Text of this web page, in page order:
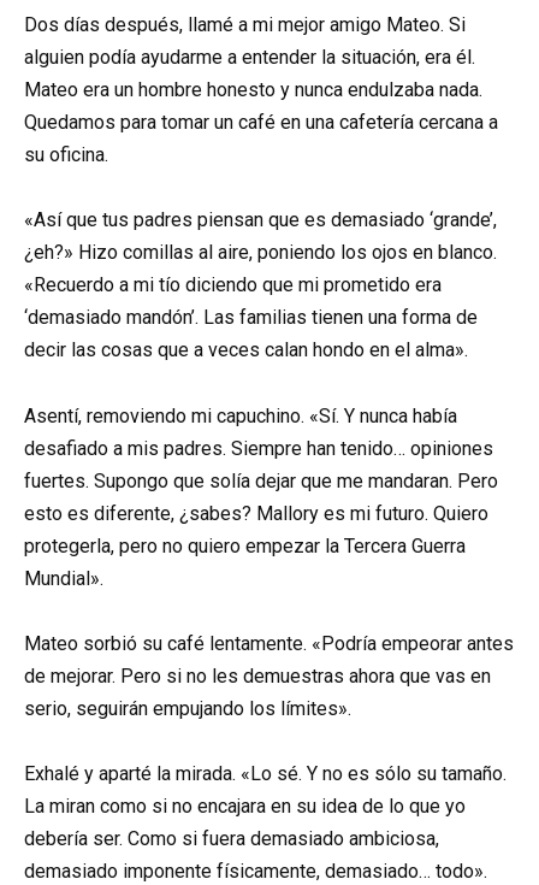
Dos días después, llamé a mi mejor amigo Mateo. Si
alguien podía ayudarme a entender la situación, era él.
Mateo era un hombre honesto y nunca endulzaba nada.
Quedamos para tomar un café en una cafetería cercana a
su oficina.
«Así que tus padres piensan que es demasiado ‘grande’,
¿eh?» Hizo comillas al aire, poniendo los ojos en blanco.
«Recuerdo a mi tío diciendo que mi prometido era
‘demasiado mandón’. Las familias tienen una forma de
decir las cosas que a veces calan hondo en el alma».
Asentí, removiendo mi capuchino. «Sí. Y nunca había
desafiado a mis padres. Siempre han tenido… opiniones
fuertes. Supongo que solía dejar que me mandaran. Pero
esto es diferente, ¿sabes? Mallory es mi futuro. Quiero
protegerla, pero no quiero empezar la Tercera Guerra
Mundial».
Mateo sorbió su café lentamente. «Podría empeorar antes
de mejorar. Pero si no les demuestras ahora que vas en
serio, seguirán empujando los límites».
Exhalé y aparté la mirada. «Lo sé. Y no es sólo su tamaño.
La miran como si no encajara en su idea de lo que yo
debería ser. Como si fuera demasiado ambiciosa,
demasiado imponente físicamente, demasiado… todo».